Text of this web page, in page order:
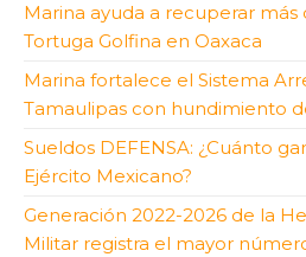
Marina ayuda a recuperar más
Tortuga Golfina en Oaxaca
Marina fortalece el Sistema
Tamaulipas con hundimiento
Sueldos DEFENSA: ¿Cuánto
Ejército Mexicano?
Generación 2022-2026 de la
Militar registra el mayor